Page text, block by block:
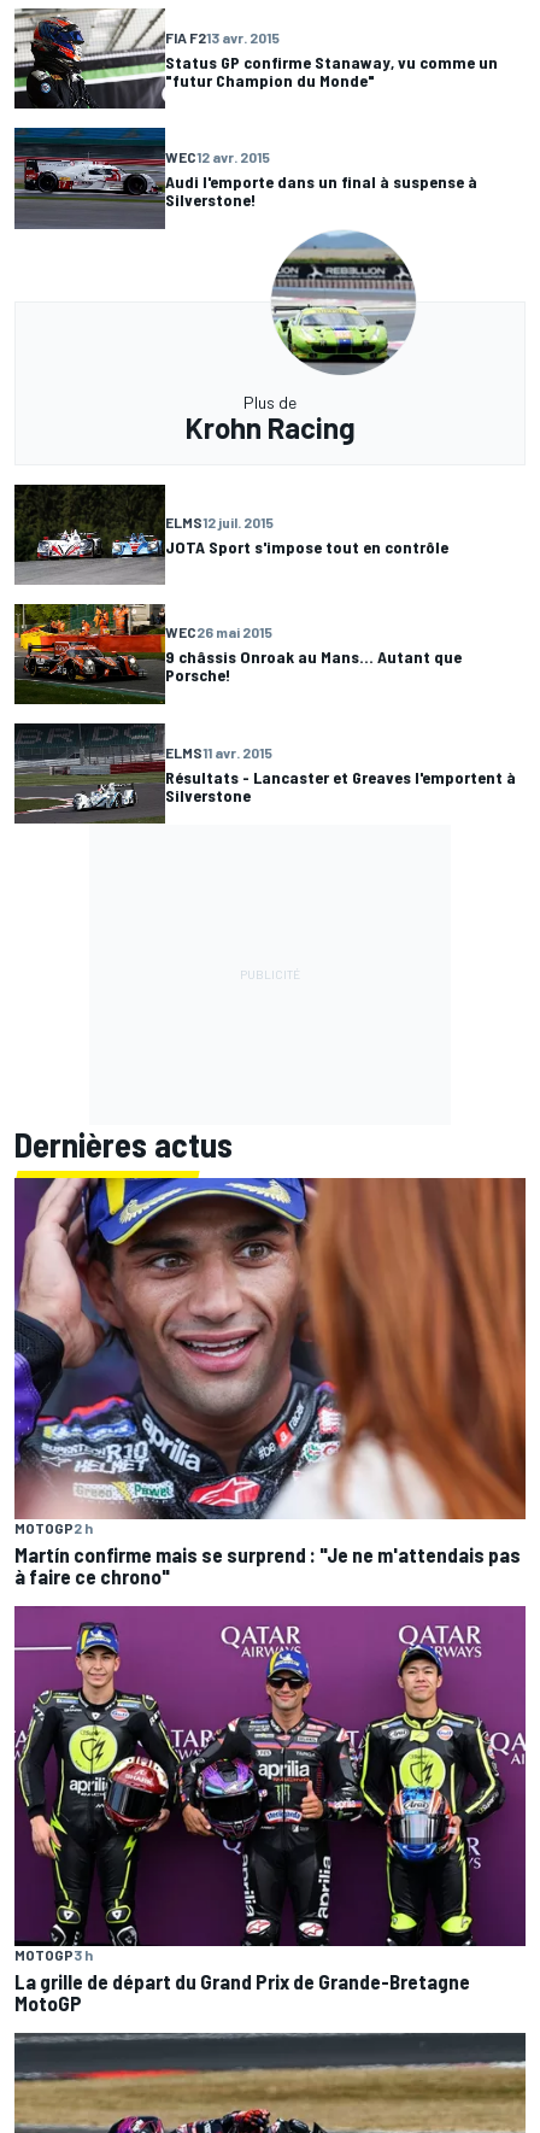
FIA F213 avr. 2015
Status GP confirme Stanaway, vu comme un
"futur Champion du Monde"
WEC12 avr. 2015
Audi l'emporte dans un final à suspense à
Silverstone!
Plus de
Krohn Racing
ELMS12 juil. 2015
JOTA Sport s'impose tout en contrôle
WEC26 mai 2015
9 châssis Onroak au Mans... Autant que
Porsche!
ELMS11 avr. 2015
Résultats - Lancaster et Greaves l'emportent à
Silverstone
Dernières actus
MOTOGP2 h
Martín confirme mais se surprend : "Je ne m'attendais pas
à faire ce chrono"
MOTOGP3 h
La grille de départ du Grand Prix de Grande-Bretagne
MotoGP